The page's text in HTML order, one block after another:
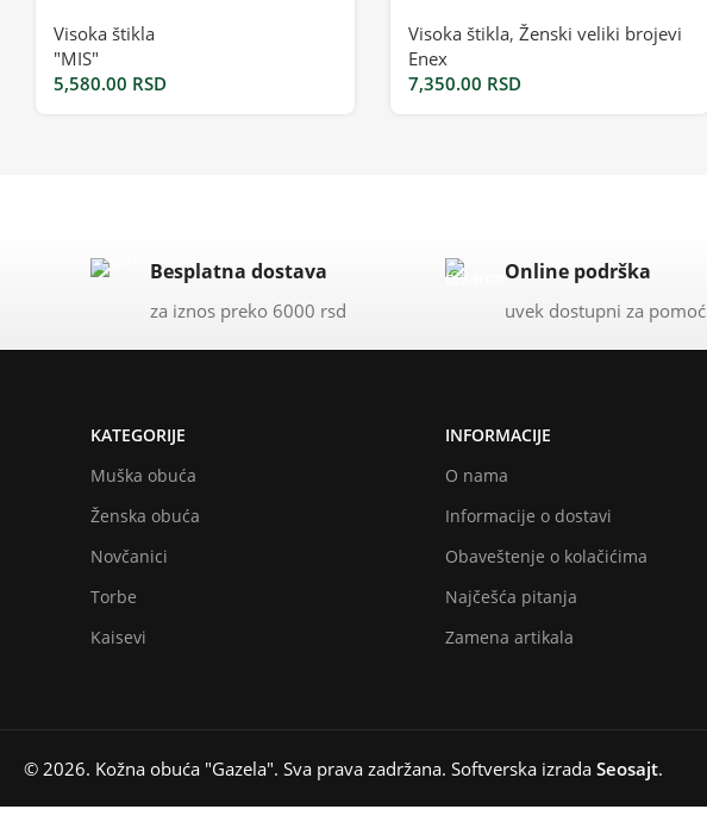
Visoka štikla
"MIS"
5,580.00 RSD
Visoka štikla, Ženski veliki brojevi
Enex
7,350.00 RSD
Besplatna dostava
za iznos preko 6000 rsd
Online podrška
uvek dostupni za pomoć
KATEGORIJE
Muška obuća
Ženska obuća
Novčanici
Torbe
Kaisevi
INFORMACIJE
O nama
Informacije o dostavi
Obaveštenje o kolačićima
Najčešća pitanja
Zamena artikala
© 2026. Kožna obuća "Gazela". Sva prava zadržana. Softverska izrada Seosajt.